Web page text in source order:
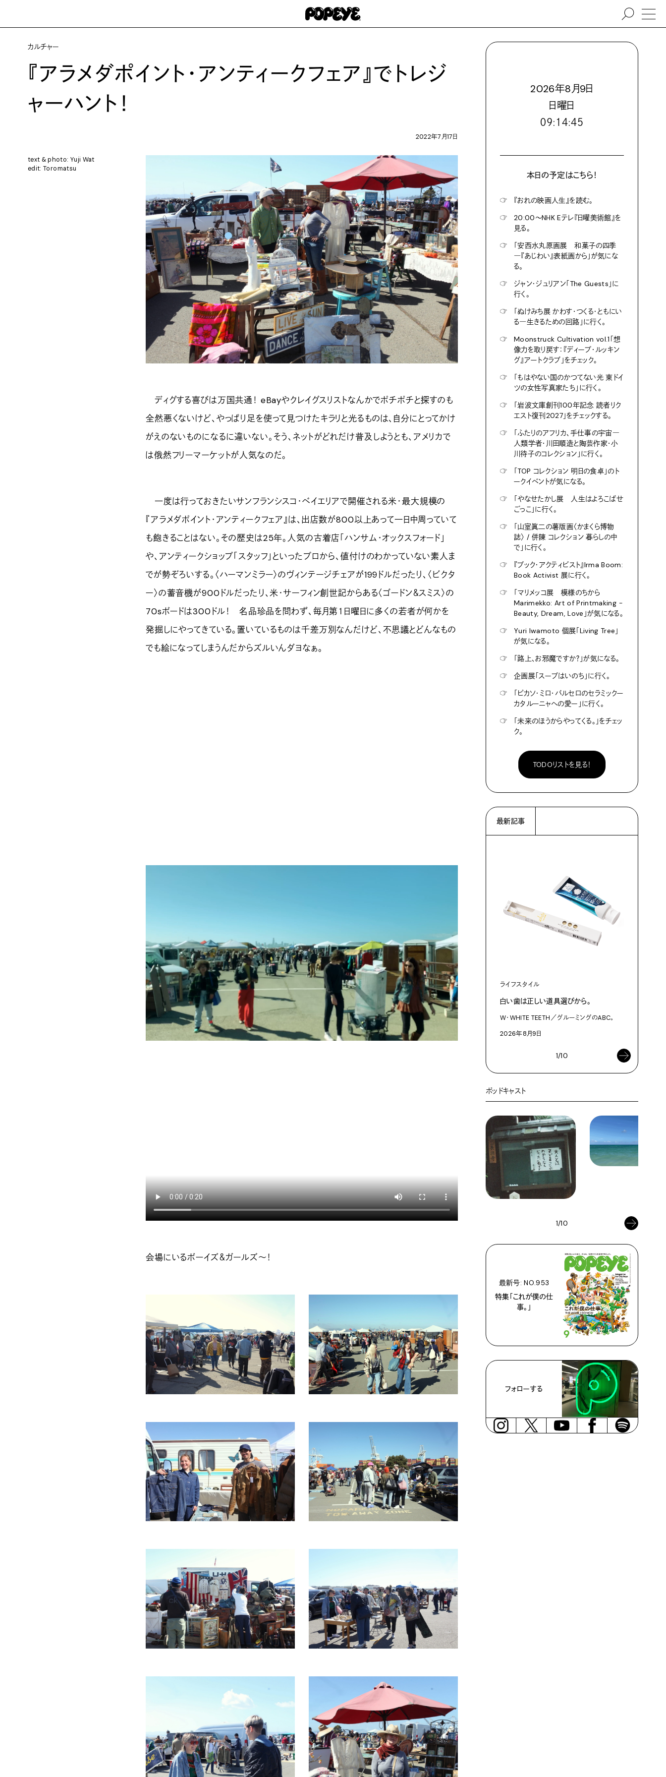
カルチャー
『アラメダポイント・アンティークフェア』でトレジ
ャーハント！
2022年7月17日
text & photo: Yuji Wat
edit: Toromatsu
ディグする喜びは万国共通！ eBayやクレイグスリストなんかでポチポチと探すのも
全然悪くないけど、やっぱり足を使って見つけたキラリと光るものは、自分にとってかけ
がえのないものになるに違いない。そう、ネットがどれだけ普及しようとも、アメリカで
は俄然フリーマーケットが人気なのだ。
一度は行っておきたいサンフランシスコ・ベイエリアで開催される米・最大規模の
『アラメダポイント・アンティークフェア』は、出店数が800以上あって一日中周っていて
も飽きることはない。その歴史は25年。人気の古着店「ハンサム・オックスフォード」
や、アンティークショップ「スタッフ」といったプロから、値付けのわかっていない素人ま
でが勢ぞろいする。〈ハーマンミラー〉のヴィンテージチェアが199ドルだったり、〈ビクタ
ー〉の蓄音機が900ドルだったり、米・サーフィン創世記からある〈ゴードン＆スミス〉の
70sボードは300ドル！ 名品珍品を問わず、毎月第１日曜日に多くの若者が何かを
発掘しにやってきている。置いているものは千差万別なんだけど、不思議とどんなもの
でも絵になってしまうんだからズルいんダヨなぁ。
会場にいるボーイズ＆ガールズ～！
2026年8月9日
日曜日
０９:１４:４６
本日の予定はこちら！
☞
『おれの映画人生』を読む。
☞
20:00〜NHK Eテレ『日曜美術館』を
見る。
☞
「安西水丸原画展 和菓子の四季
―『あじわい』表紙画から」が気にな
る。
☞
ジャン・ジュリアン「The Guests」に
行く。
☞
「ぬけみち展 かわす・つくる・ともにい
る―生きるための回路」に行く。
☞
Moonstruck Cultivation vol.1「想
像力を取り戻す：『ディープ・ルッキン
グ』アートクラブ」をチェック。
☞
「もはやない国のかつてない光 東ドイ
ツの女性写真家たち」に行く。
☞
「岩波文庫創刊100年記念 読者リク
エスト復刊2027」をチェックする。
☞
「ふたりのアフリカ、手仕事の宇宙―
人類学者・川田順造と陶芸作家・小
川待子のコレクション」に行く。
☞
「TOP コレクション 明日の食卓」のト
ークイベントが気になる。
☞
「やなせたかし展 人生はよろこばせ
ごっこ」に行く。
☞
「山室眞二の薯版画〈かまくら博物
誌〉 / 併陳 コレクション 暮らしの中
で」に行く。
☞
『ブック・アクティビスト』Irma Boom:
Book Activist 展に行く。
☞
「マリメッコ展 模様のちから
Marimekko: Art of Printmaking -
Beauty, Dream, Love」が気になる。
☞
Yuri Iwamoto 個展「Living Tree」
が気になる。
☞
「路上、お邪魔ですか？」が気になる。
☞
企画展「スープはいのち」に行く。
☞
「ピカソ・ミロ・バルセロのセラミックー
カタルーニャへの愛ー」に行く。
☞
「未来のほうからやってくる。」をチェッ
ク。
TODOリストを見る！
最新記事
ライフスタイル
白い歯は正しい道具選びから。
W・WHITE TEETH／グルーミングのABC。
2026年8月9日
1/10
ポッドキャスト
1/10
最新号: NO.953
特集「これが僕の仕
事。」
フォローする